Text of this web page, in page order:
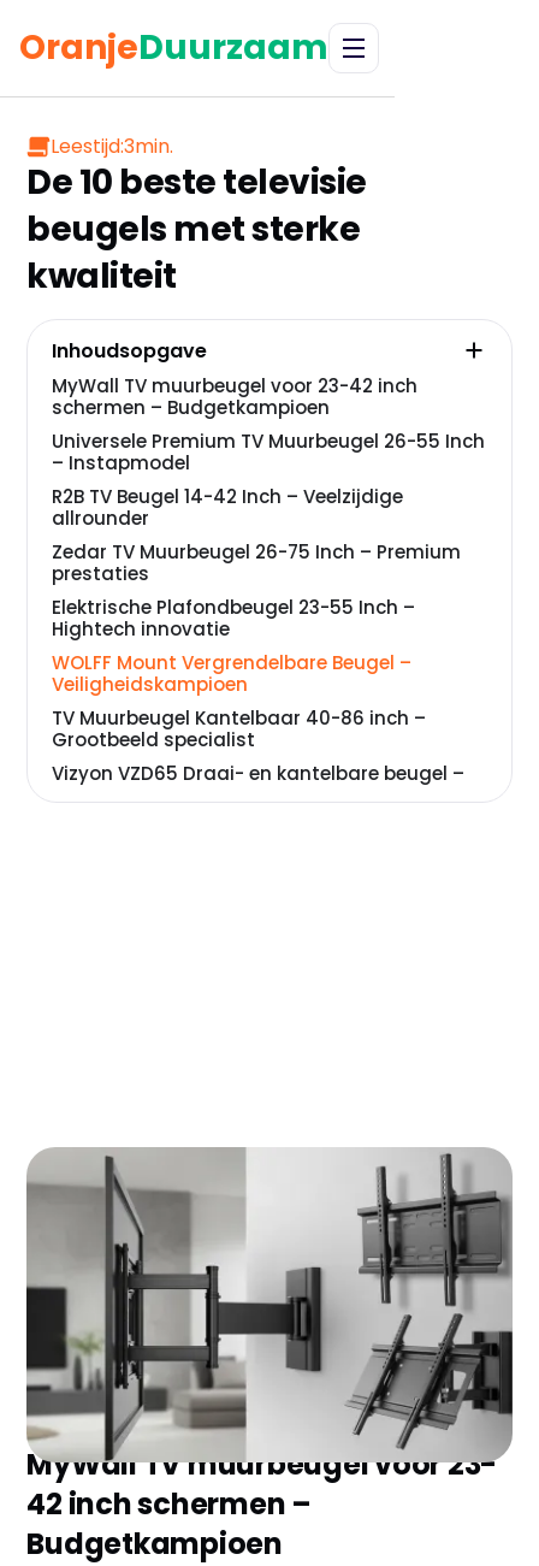
OranjeDuurzaam
Leestijd:3min.
De 10 beste televisie
beugels met sterke
kwaliteit
Zoek je de beste televisie beugel zonder eindeloos te
vergelijken? Wij hebben de 10 topmodellen van 2026
voor je geselecteerd en de belangrijkste plus- en
minpunten op een rij gezet. Ontdek snel welke het
beste bij jou past!
MyWall TV muurbeugel voor 23-
42 inch schermen –
Budgetkampioen
Inhoudsopgave
MyWall TV muurbeugel voor 23-42 inch
schermen – Budgetkampioen
Universele Premium TV Muurbeugel 26-55 Inch
– Instapmodel
R2B TV Beugel 14-42 Inch – Veelzijdige
allrounder
Zedar TV Muurbeugel 26-75 Inch – Premium
prestaties
Elektrische Plafondbeugel 23-55 Inch –
Hightech innovatie
WOLFF Mount Vergrendelbare Beugel –
Veiligheidskampioen
TV Muurbeugel Kantelbaar 40-86 inch –
Grootbeeld specialist
Vizyon VZD65 Draai- en kantelbare beugel –